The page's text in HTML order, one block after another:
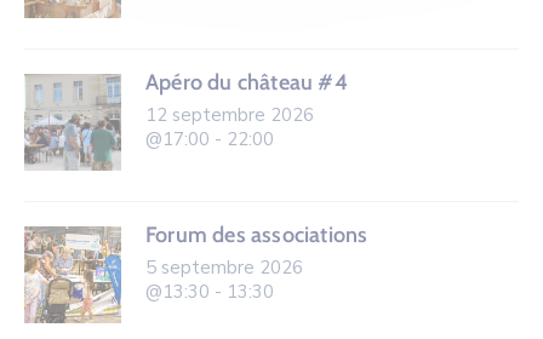
Apéro du château #4
12 septembre 2026
@17:00 - 22:00
Forum des associations
5 septembre 2026
@13:30 - 13:30